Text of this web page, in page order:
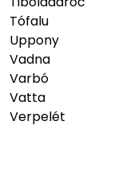
Tófalu
Uppony
Vadna
Varbó
Vatta
Verpelét